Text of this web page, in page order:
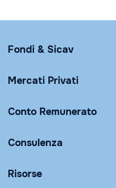
Fondi & Sicav
Mercati Privati
Conto Remunerato
Consulenza
Risorse